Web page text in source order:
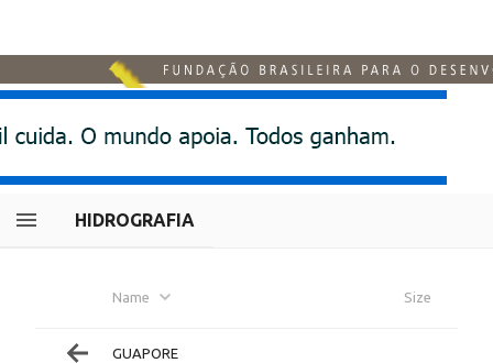
HIDROGRAFIA
Name Size
GUAPORE